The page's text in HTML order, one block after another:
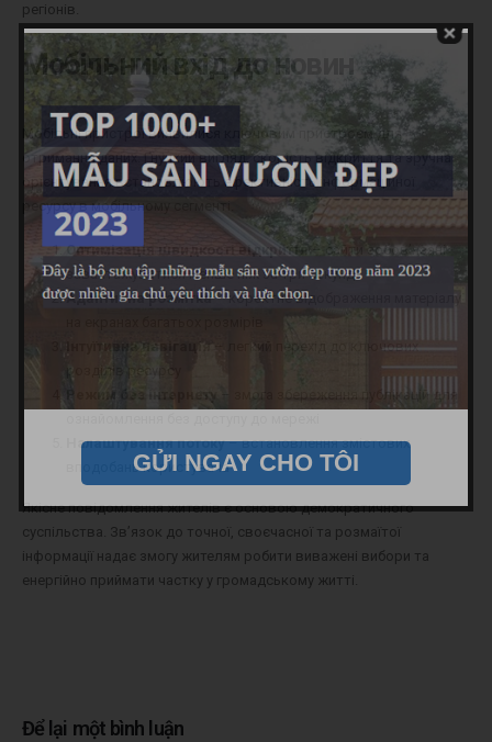
регіонів.
Мобільний вхід до новин
Мобільні пристрої виявилися ключовим пристроєм для
отримання даних. Гнучкий вигляд, скорість відкриття та зручна
орієнтування встановлюють ефективність інформаційної
ресурсу в мобільному сегменті.
Оптимізація швидкості відкриття – сайти зобов’язані
завантажуватися менше ніж за три секунд
Адаптивна розмітка– коректне відображення матеріалу
Інтуїтивна навігація – легкий перехід до ключових
розділів ресурсу
Режим без інтернету
– змога збереження публікацій для
Налаштування потоку– встановлення змістових
вподобань користувача
Якісне повідомлення жителів є основою демократичного
суспільства. Зв’язок до точної, своєчасної та розмаїтої
інформації надає змогу жителям робити виважені вибори та
енергійно приймати частку у громадському житті.
Để lại một bình luận
GỬI NGAY CHO TÔI